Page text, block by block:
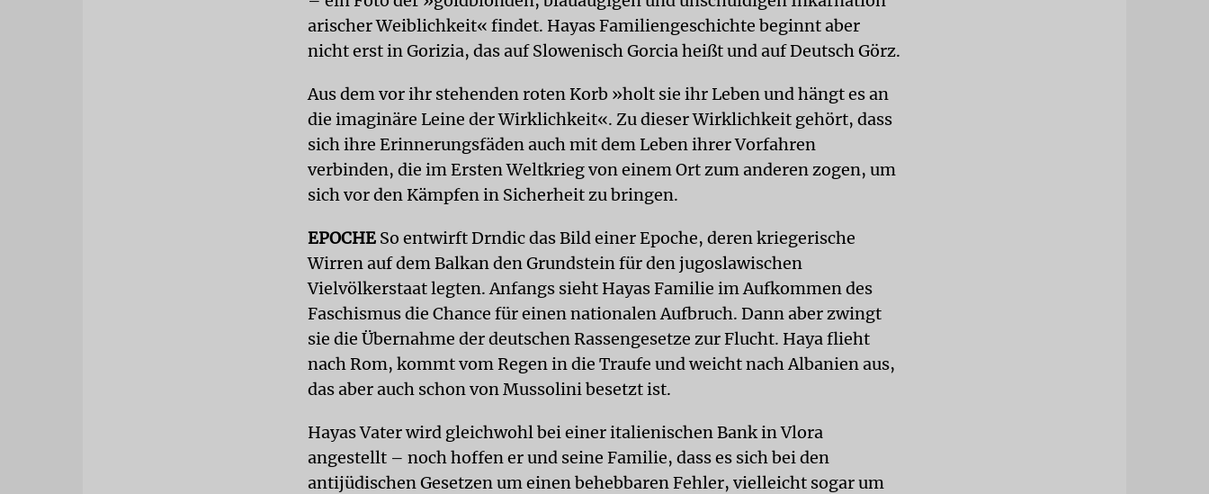
arischer Weiblichkeit« findet. Hayas Familiengeschichte beginnt aber
nicht erst in Gorizia, das auf Slowenisch Gorcia heißt und auf Deutsch Görz.
Aus dem vor ihr stehenden roten Korb »holt sie ihr Leben und hängt es an
die imaginäre Leine der Wirklichkeit«. Zu dieser Wirklichkeit gehört, dass
sich ihre Erinnerungsfäden auch mit dem Leben ihrer Vorfahren
verbinden, die im Ersten Weltkrieg von einem Ort zum anderen zogen, um
sich vor den Kämpfen in Sicherheit zu bringen.
EPOCHE So entwirft Drndic das Bild einer Epoche, deren kriegerische
Wirren auf dem Balkan den Grundstein für den jugoslawischen
Vielvölkerstaat legten. Anfangs sieht Hayas Familie im Aufkommen des
Faschismus die Chance für einen nationalen Aufbruch. Dann aber zwingt
sie die Übernahme der deutschen Rassengesetze zur Flucht. Haya flieht
nach Rom, kommt vom Regen in die Traufe und weicht nach Albanien aus,
das aber auch schon von Mussolini besetzt ist.
Hayas Vater wird gleichwohl bei einer italienischen Bank in Vlora
angestellt – noch hoffen er und seine Familie, dass es sich bei den
antijüdischen Gesetzen um einen behebbaren Fehler, vielleicht sogar um